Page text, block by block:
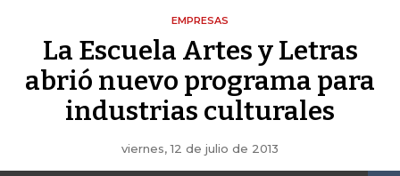
EMPRESAS
La Escuela Artes y Letras
abrió nuevo programa para
industrias culturales
viernes, 12 de julio de 2013